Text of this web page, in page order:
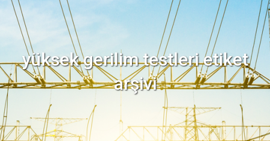
yüksek gerilim testlerietiket
arşivi